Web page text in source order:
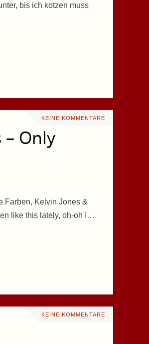
bis ich kotzen muss
KEINE KOMMENTARE
– Only
Farben, Kelvin Jones &
like this lately, oh-oh I…
KEINE KOMMENTARE